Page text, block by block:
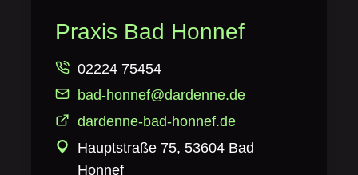
Praxis Bad Honnef
02224 75454
bad-honnef@dardenne.de
dardenne-bad-honnef.de
Hauptstraße 75, 53604 Bad
Honnef